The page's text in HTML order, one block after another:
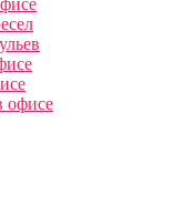
офисе